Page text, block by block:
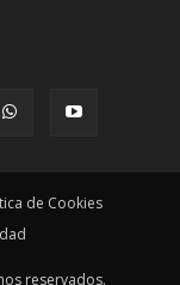
de Cookies
reservados.